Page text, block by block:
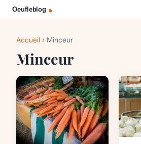
Accueil › Minceur
Minceur